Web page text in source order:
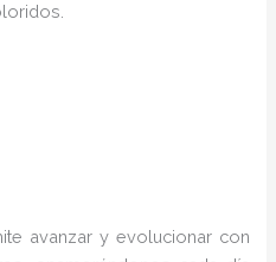
avanzar y evolucionar con